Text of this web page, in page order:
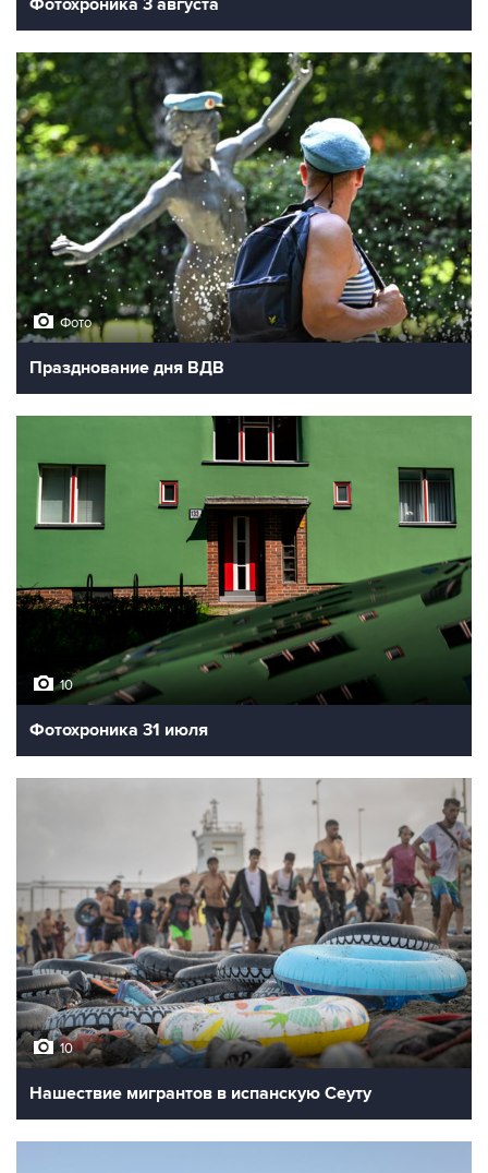
Фото
Празднование дня ВДВ
10
Фотохроника 31 июля
10
Нашествие мигрантов в испанскую Сеуту